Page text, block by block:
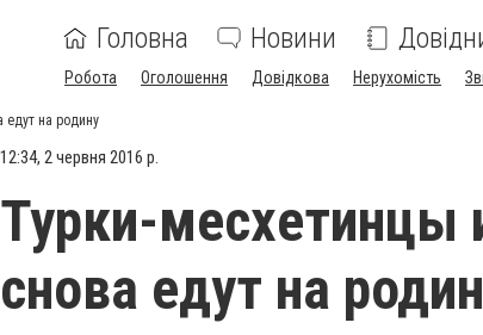
Головна Новини
Робота Оголошення Довідкова Нерухомість
едут на родину
12:34, 2 червня 2016 р.
Турки-месхетинцы
снова едут на